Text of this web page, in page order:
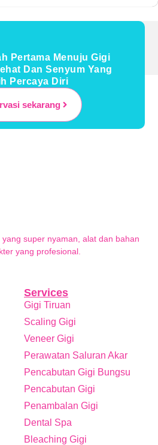
Pertama Menuju Gigi
Dan Senyum Yang
Percaya Diri
sekarang
super nyaman, alat dan bahan
yang profesional.
Services
Gigi Tiruan
Scaling Gigi
Veneer Gigi
Perawatan Saluran Akar
Pencabutan Gigi Bungsu
Pencabutan Gigi
Penambalan Gigi
Dental Spa
Bleaching Gigi